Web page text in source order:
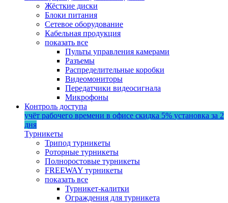
Жёсткие диски
Блоки питания
Сетевое оборудование
Кабельная продукция
показать все
Пульты управления камерами
Разъемы
Распределительные коробки
Видеомониторы
Передатчики видеосигнала
Микрофоны
Контроль доступа
учёт рабочего времени в офисе скидка 5% установка за 2
дня
Турникеты
Трипод турникеты
Роторные турникеты
Полноростовые турникеты
FREEWAY турникеты
показать все
Турникет-калитки
Ограждения для турникета